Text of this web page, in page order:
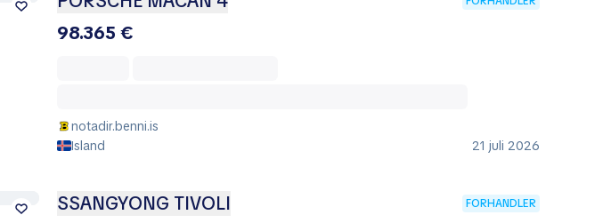
98.365 €
notadir.benni.is
Island
21 juli 2026
SSANGYONG TIVOLI FORHANDLER